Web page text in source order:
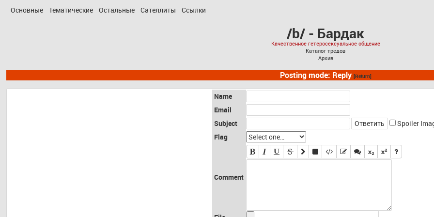
Основные Тематические Остальные Сателлиты Ссылки
/b/ - Бардак
Качественное гетеросексуальное общение
Каталог тредов
Архив
Posting mode: Reply [Return]
Name
Email
Subject
Spoiler
Flag
Comment